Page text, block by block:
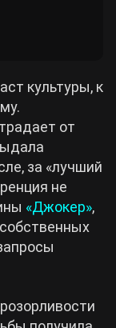
культуры, к
от
за «лучший
не
«Джокер»,